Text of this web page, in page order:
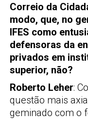
Correio da
modo, que, no
IFES como
defensoras da
privados em
superior, não?
Roberto Leher:
questão mais
geminado com o